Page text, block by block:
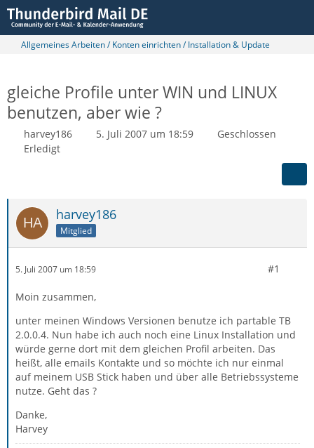
Allgemeines Arbeiten / Konten einrichten / Installation & Update
gleiche Profile unter WIN und LINUX
benutzen, aber wie ?
harvey186 5. Juli 2007 um 18:59
Geschlossen
Erledigt
harvey186
Mitglied
5. Juli 2007 um 18:59 #1
Moin zusammen,
unter meinen Windows Versionen benutze ich partable TB
2.0.0.4. Nun habe ich auch noch eine Linux Installation und
würde gerne dort mit dem gleichen Profil arbeiten. Das
heißt, alle emails Kontakte und so möchte ich nur einmal
auf meinem USB Stick haben und über alle Betriebssysteme
nutze. Geht das ?
Danke,
Harvey